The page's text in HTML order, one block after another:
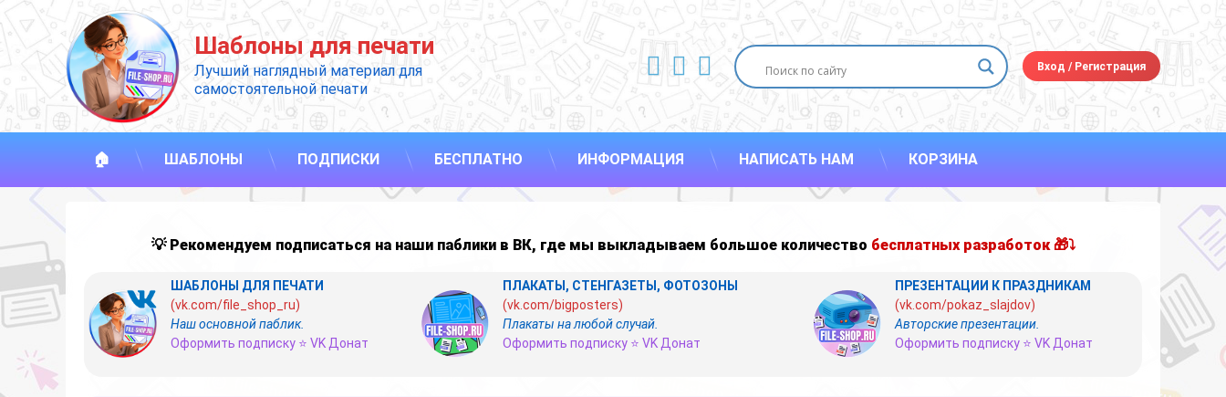
Перейти
к
содержимому
Шаблоны для печати
Лучший наглядный материал для
самостоятельной печати
ВКонтакте
YouTube
E-mail Вход /Регистрация
🏠 ШАБЛОНЫ ПОДПИСКИ БЕСПЛАТНО ИНФОРМАЦИЯ НАПИСАТЬ НАМ КОРЗИНА
💡 Рекомендуем подписаться на наши паблики в ВК, где мы выкладываем большое количество бесплатных разработок 🎁⤵
ШАБЛОНЫ ДЛЯ ПЕЧАТИ
(vk.com/file_shop_ru)
Наш основной паблик.
Оформить подписку ⭐ VK Донат
ПЛАКАТЫ, СТЕНГАЗЕТЫ, ФОТОЗОНЫ
(vk.com/bigposters)
Плакаты на любой случай.
Оформить подписку ⭐ VK Донат
ПРЕЗЕНТАЦИИ К ПРАЗДНИКАМ
(vk.com/pokaz_slajdov)
Авторские презентации.
Оформить подписку ⭐ VK Донат